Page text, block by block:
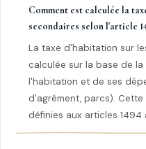
Comment est calculée la
secondaires selon l'article
La taxe d'habitation sur
calculée sur la base de
l'habitation et de ses
d'agrément, parcs).
définies aux articles 1494